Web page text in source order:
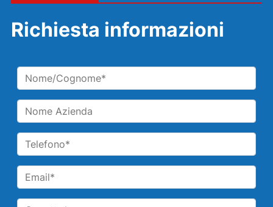
Richiesta informazioni